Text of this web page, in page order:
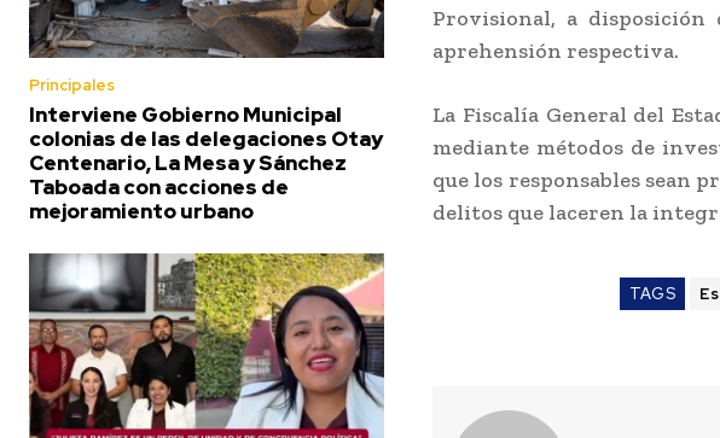
Principales
Interviene Gobierno Municipal
colonias de las delegaciones Otay
Centenario, La Mesa y Sánchez
Taboada con acciones de
mejoramiento urbano
Provisional, a
aprehensión respectiva.
La Fiscalía General del
mediante métodos de
que los responsables sean
delitos que laceren la
TAGS